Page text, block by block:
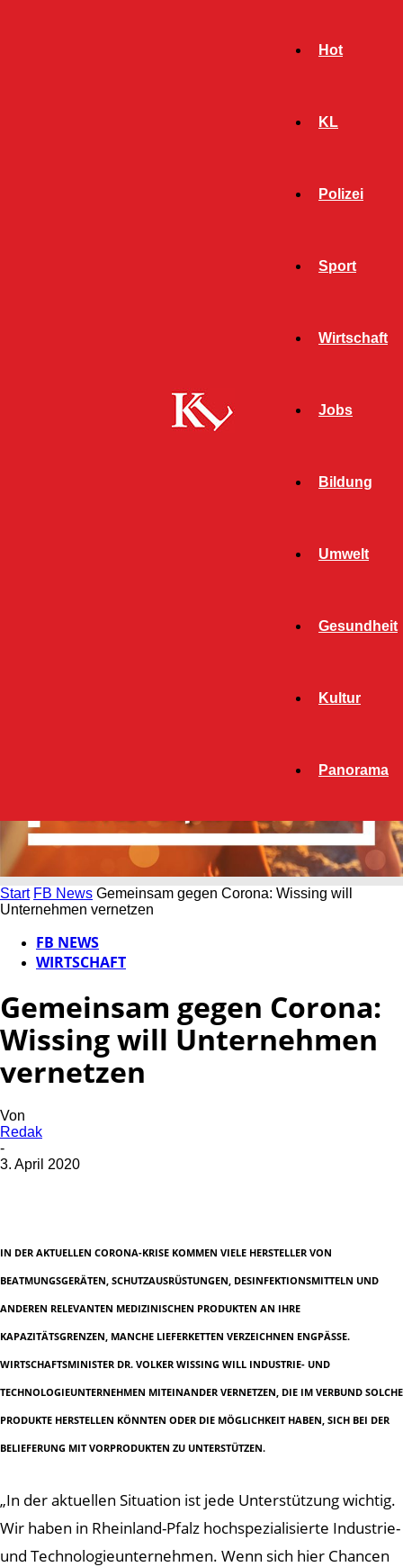
Hot
KL
Polizei
Sport
Wirtschaft
Jobs
Bildung
Umwelt
Gesundheit
Kultur
Panorama
Start FB News Gemeinsam gegen Corona: Wissing will
Unternehmen vernetzen
FB NEWS
WIRTSCHAFT
Gemeinsam gegen Corona:
Wissing will Unternehmen
vernetzen
Von
Redak
-
3. April 2020
IN DER AKTUELLEN CORONA-KRISE KOMMEN VIELE HERSTELLER VON
BEATMUNGSGERÄTEN, SCHUTZAUSRÜSTUNGEN, DESINFEKTIONSMITTELN UND
ANDEREN RELEVANTEN MEDIZINISCHEN PRODUKTEN AN IHRE
KAPAZITÄTSGRENZEN, MANCHE LIEFERKETTEN VERZEICHNEN ENGPÄSSE.
WIRTSCHAFTSMINISTER DR. VOLKER WISSING WILL INDUSTRIE- UND
TECHNOLOGIEUNTERNEHMEN MITEINANDER VERNETZEN, DIE IM VERBUND SOLCHE
PRODUKTE HERSTELLEN KÖNNTEN ODER DIE MÖGLICHKEIT HABEN, SICH BEI DER
BELIEFERUNG MIT VORPRODUKTEN ZU UNTERSTÜTZEN.
„In der aktuellen Situation ist jede Unterstützung wichtig.
Wir haben in Rheinland-Pfalz hochspezialisierte Industrie-
und Technologieunternehmen. Wenn sich hier Chancen